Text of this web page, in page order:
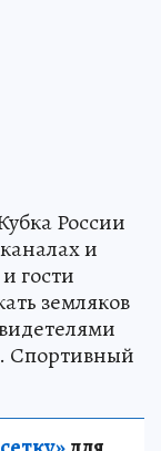
России
и
гости
земляков
Спортивный